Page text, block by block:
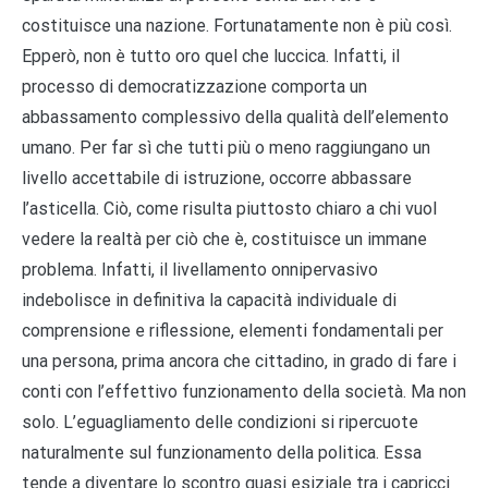
costituisce una nazione. Fortunatamente non è più così.
Epperò, non è tutto oro quel che luccica. Infatti, il
processo di democratizzazione comporta un
abbassamento complessivo della qualità dell’elemento
umano. Per far sì che tutti più o meno raggiungano un
livello accettabile di istruzione, occorre abbassare
l’asticella. Ciò, come risulta piuttosto chiaro a chi vuol
vedere la realtà per ciò che è, costituisce un immane
problema. Infatti, il livellamento onnipervasivo
indebolisce in definitiva la capacità individuale di
comprensione e riflessione, elementi fondamentali per
una persona, prima ancora che cittadino, in grado di fare i
conti con l’effettivo funzionamento della società. Ma non
solo. L’eguagliamento delle condizioni si ripercuote
naturalmente sul funzionamento della politica. Essa
tende a diventare lo scontro quasi esiziale tra i capricci